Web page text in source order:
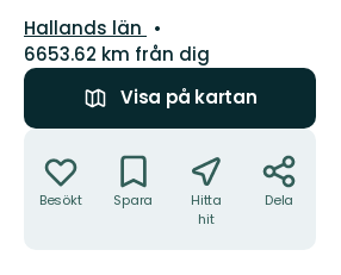
Län:
Hallands län
6653.62 km från dig
Visa på kartan
Besökt Spara
Hitta
hit
Dela